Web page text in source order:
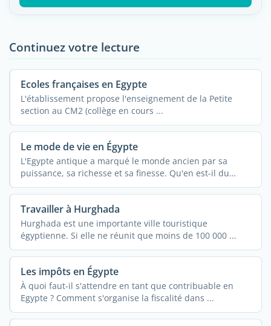
Continuez votre lecture
Ecoles françaises en Egypte
L'établissement propose l'enseignement de la Petite
section au CM2 (collège en cours ...
Le mode de vie en Égypte
L'Egypte antique a marqué le monde ancien par sa
puissance, sa richesse et sa finesse. Qu'en est-il du
mode ...
Travailler à Hurghada
Hurghada est une importante ville touristique
égyptienne. Si elle ne réunit que moins de 100 000 ...
Les impôts en Égypte
À quoi faut-il s'attendre en tant que contribuable en
Egypte ? Comment s'organise la fiscalité dans ...